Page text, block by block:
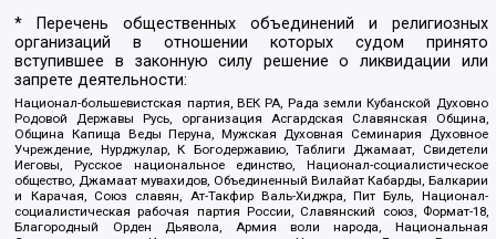
* Перечень общественных объединений и религиозных
организаций в отношении которых судом принято
вступившее в законную силу решение о ликвидации или
запрете деятельности:
Национал-большевистская партия, ВЕК РА, Рада земли Кубанской Духовно
Родовой Державы Русь, организация Асгардская Славянская Община,
Община Капища Веды Перуна, Мужская Духовная Семинария Духовное
Учреждение, Нурджулар, К Богодержавию, Таблиги Джамаат, Свидетели
Иеговы, Русское национальное единство, Национал-социалистическое
общество, Джамаат мувахидов, Объединенный Вилайат Кабарды, Балкарии
и Карачая, Союз славян, Ат-Такфир Валь-Хиджра, Пит Буль, Национал-
социалистическая рабочая партия России, Славянский союз, Формат-18,
Благородный Орден Дьявола, Армия воли народа, Национальная